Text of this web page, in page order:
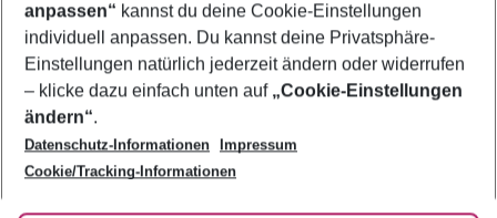
Footer
Footer navigation
Über uns
AGB
Bestpreisgarantie
Cookie-Einstellungen ändern
Cookie-Richtlinie
Agenturbetreuung
Barrierefreies Reisen
Folge uns
anpassen“ kannst du deine Cookie-Einstellungen
individuell anpassen. Du kannst deine Privatsphäre-
Einstellungen natürlich jederzeit ändern oder widerrufen
– klicke dazu einfach unten auf „Cookie-Einstellungen
ändern“.
Datenschutz-Informationen
Impressum
Cookie/Tracking-Informationen